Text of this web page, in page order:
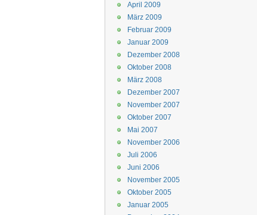
April 2009
März 2009
Februar 2009
Januar 2009
Dezember 2008
Oktober 2008
März 2008
Dezember 2007
November 2007
Oktober 2007
Mai 2007
November 2006
Juli 2006
Juni 2006
November 2005
Oktober 2005
Januar 2005